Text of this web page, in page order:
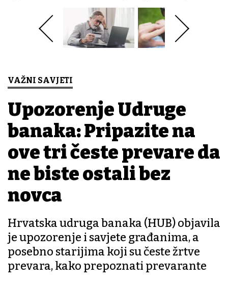
VAŽNI SAVJETI
Upozorenje Udruge
banaka: Pripazite na
ove tri česte prevare da
ne biste ostali bez
novca
Hrvatska udruga banaka (HUB) objavila
je upozorenje i savjete građanima, a
posebno starijima koji su česte žrtve
prevara, kako prepoznati prevarante